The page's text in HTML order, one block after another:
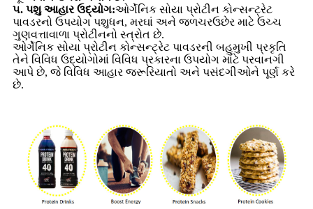
૫. પશુ આહાર ઉદ્યોગ:ઓર્ગેનિક સોયા પ્રોટીન કોન્સન્ટ્રેટ
પાવડરનો ઉપયોગ પશુધન, મરઘાં અને જળચરઉછેર માટે ઉચ્ચ
ગુણવત્તાવાળા પ્રોટીનનો સ્ત્રોત છે.
ઓર્ગેનિક સોયા પ્રોટીન કોન્સન્ટ્રેટ પાવડરની બહુમુખી પ્રકૃતિ
તેને વિવિધ ઉદ્યોગોમાં વિવિધ પ્રકારના ઉપયોગ માટે પરવાનગી
આપે છે, જે વિવિધ આહાર જરૂરિયાતો અને પસંદગીઓને પૂર્ણ કરે
છે.